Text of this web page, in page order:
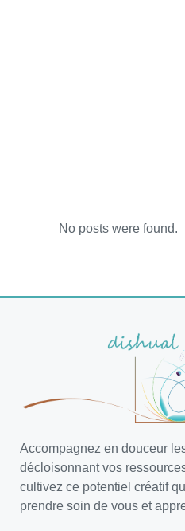
No posts were found.
Accompagnez en douceur
décloisonnant vos
cultivez ce potentiel créatif
prendre soin de vous et